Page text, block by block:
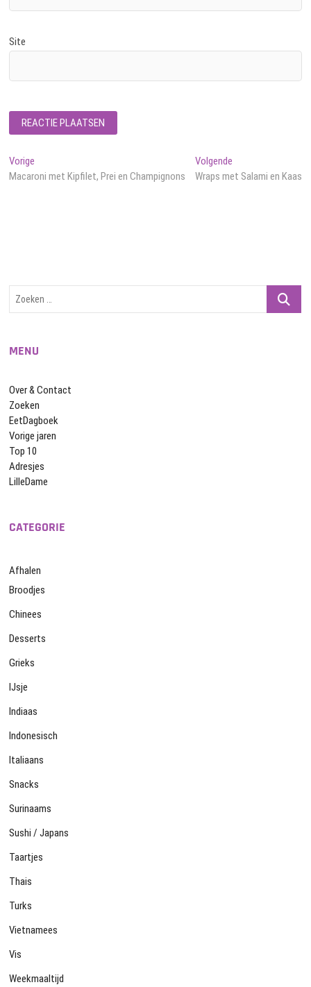
Site
Bericht
navigatie
Vorige
bericht:
Macaroni met Kipfilet, Prei en Champignons
VolgendeVolgend
bericht:
Wraps met Salami en Kaas
Zoeken
MENU
Over & Contact
Zoeken
EetDagboek
Vorige jaren
Top 10
Adresjes
LilleDame
CATEGORIE
Afhalen
Broodjes
Chinees
Desserts
Grieks
IJsje
Indiaas
Indonesisch
Italiaans
Snacks
Surinaams
Sushi / Japans
Taartjes
Thais
Turks
Vietnamees
Vis
Weekmaaltijd